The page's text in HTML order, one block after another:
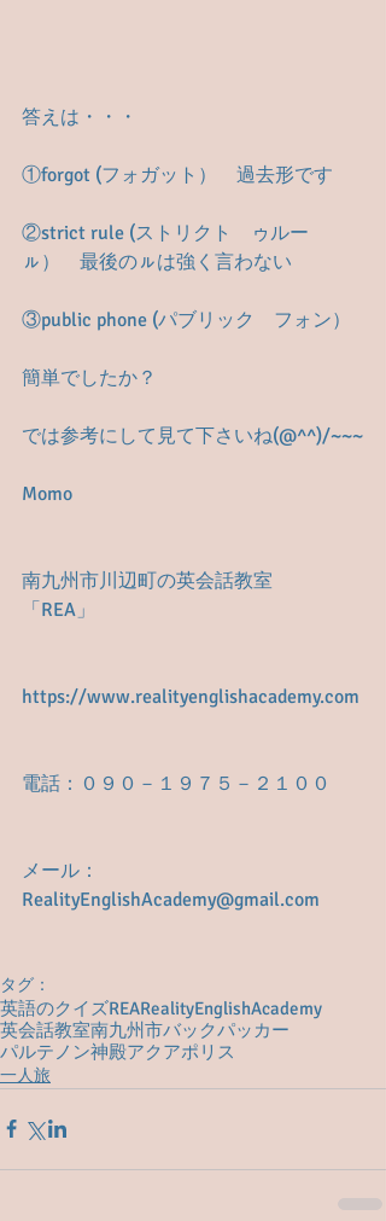
答えは・・・
①forgot (フォガット）　過去形です
②strict rule (ストリクト　ゥルー
ㇽ）　最後のㇽは強く言わない
③public phone (パブリック　フォン）
簡単でしたか？
では参考にして見て下さいね(@^^)/~~~
Momo
南九州市川辺町の英会話教室
「REA」
https://www.realityenglishacademy.com
電話：０９０－１９７５－２１００
メール：
RealityEnglishAcademy@gmail.com
タグ：
英語のクイズREARealityEnglishAcademy
英会話教室南九州市バックパッカー
パルテノン神殿アクアポリス
一人旅